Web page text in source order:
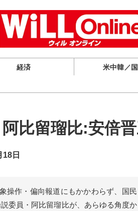
経済 米中韓／
比留瑠比:安倍
日
操作・偏向報道にもかかわらず、国民
委員・阿比留瑠比が、あらゆる角度か